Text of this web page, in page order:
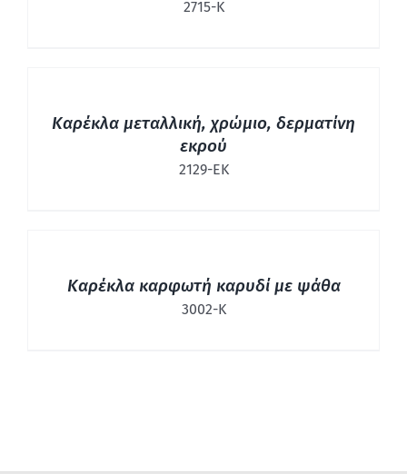
2715-Κ
Καρέκλα μεταλλική, χρώμιο, δερματίνη
εκρού
2129-ΕΚ
Καρέκλα καρφωτή καρυδί με ψάθα
3002-Κ